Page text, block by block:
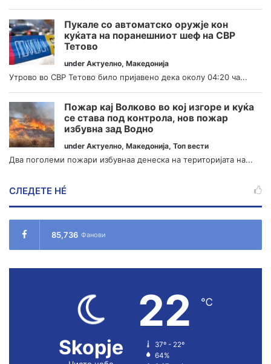
Пукале со автоматско оружје кон
куќата на поранешниот шеф на СВР
Тетово
under Актуелно, Македонија
Утрово во СВР Тетово било пријавено дека околу 04:20 ча...
Пожар кај Волково во кој изгоре и куќа
се става под контрола, нов пожар
избувна зад Водно
under Актуелно, Македонија, Топ вести
Два поголеми пожари избувнаа денеска на територијата на...
СЛЕДЕТЕ НÉ
85,736 Фанови
Skopje
22 ℃
37º - 22º
64%